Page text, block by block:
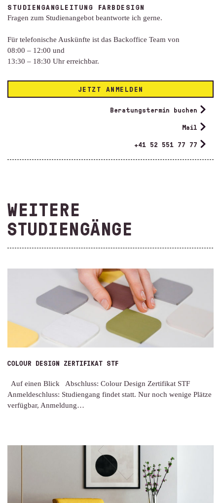
STUDIENGANGLEITUNG FARBDESIGN
Fragen zum Studienangebot beantworte ich gerne.
Für telefonische Auskünfte ist das Backoffice Team von
08:00 – 12:00 und
13:30 – 18:30 Uhr erreichbar.
JETZT ANMELDEN
Beratungstermin buchen
Mail
+41 52 551 77 77
WEITERE
STUDIENGÄNGE
COLOUR DESIGN ZERTIFIKAT STF
Auf einen Blick Abschluss: Colour Design Zertifikat STF
Anmeldeschluss: Studiengang findet statt. Nur noch wenige Plätze
verfügbar, Anmeldung…